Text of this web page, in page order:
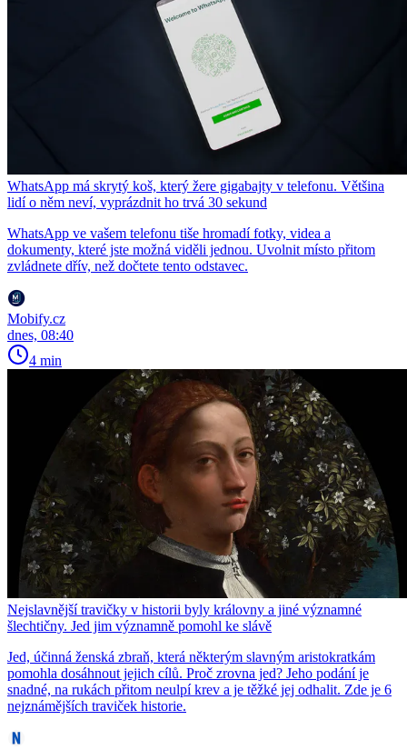
WhatsApp má skrytý koš, který žere gigabajty v telefonu. Většina
lidí o něm neví, vyprázdnit ho trvá 30 sekund
WhatsApp ve vašem telefonu tiše hromadí fotky, videa a
dokumenty, které jste možná viděli jednou. Uvolnit místo přitom
zvládnete dřív, než dočtete tento odstavec.
Mobify.cz
dnes, 08:40
4 min
Nejslavnější travičky v historii byly královny a jiné významné
šlechtičny. Jed jim významně pomohl ke slávě
Jed, účinná ženská zbraň, která některým slavným aristokratkám
pomohla dosáhnout jejich cílů. Proč zrovna jed? Jeho podání je
snadné, na rukách přitom neulpí krev a je těžké jej odhalit. Zde je 6
nejznámějších traviček historie.